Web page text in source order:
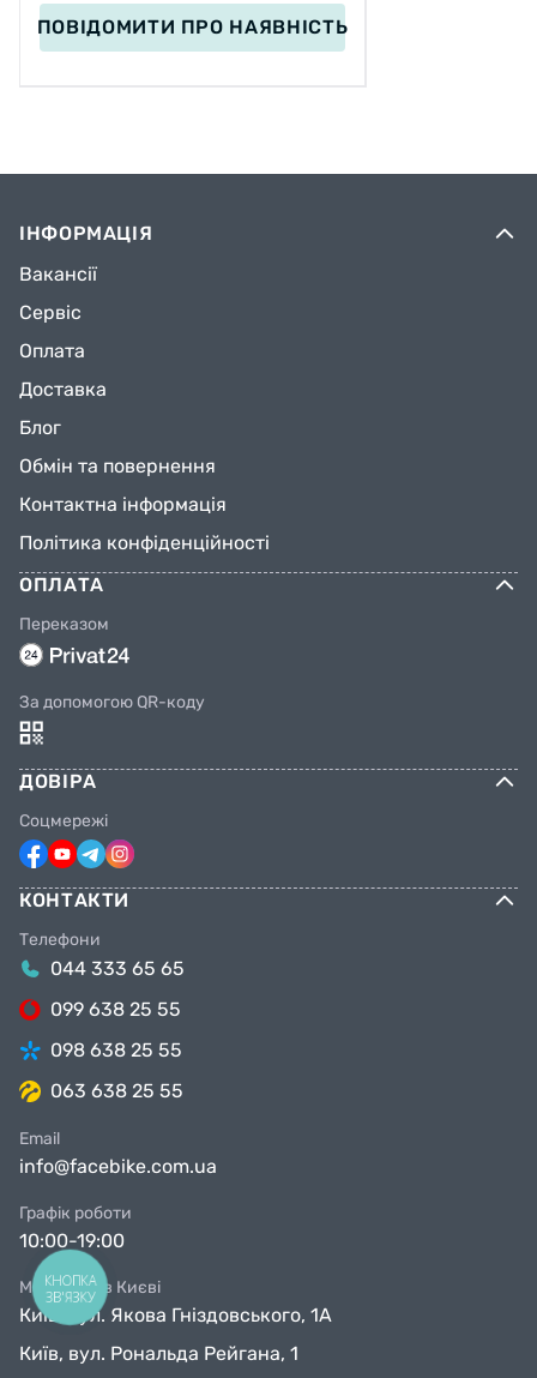
ПОВІДОМИТИ ПРО НАЯВНІСТЬ
ІНФОРМАЦІЯ
Вакансії
Сервіс
Оплата
Доставка
Блог
Обмін та повернення
Контактна інформація
Політика конфіденційності
ОПЛАТА
Переказом
За допомогою QR-коду
ДОВІРА
Соцмережі
КОНТАКТИ
Телефони
044 333 65 65
099 638 25 55
098 638 25 55
063 638 25 55
Email
info@facebike.com.ua
Графік роботи
10:00-19:00
Магазини в Києві
Київ, вул. Якова Гніздовського, 1А
Київ, вул. Рональда Рейгана, 1
КНОПКА
ЗВ'ЯЗКУ